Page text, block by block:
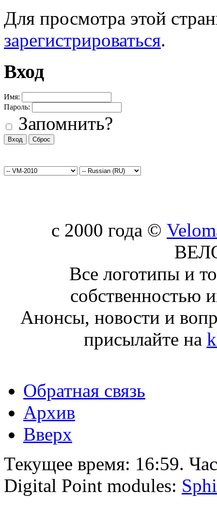
Для просмотра этой
зарегистрироваться.
Вход
Имя:
Пароль:
Запомнить?
c 2000 года ©
Все логотипы и
собственностью
Анонсы, новости и
присылайте на
Обратная связь
Архив
Вверх
Текущее время: 16:59.
Digital Point modules: